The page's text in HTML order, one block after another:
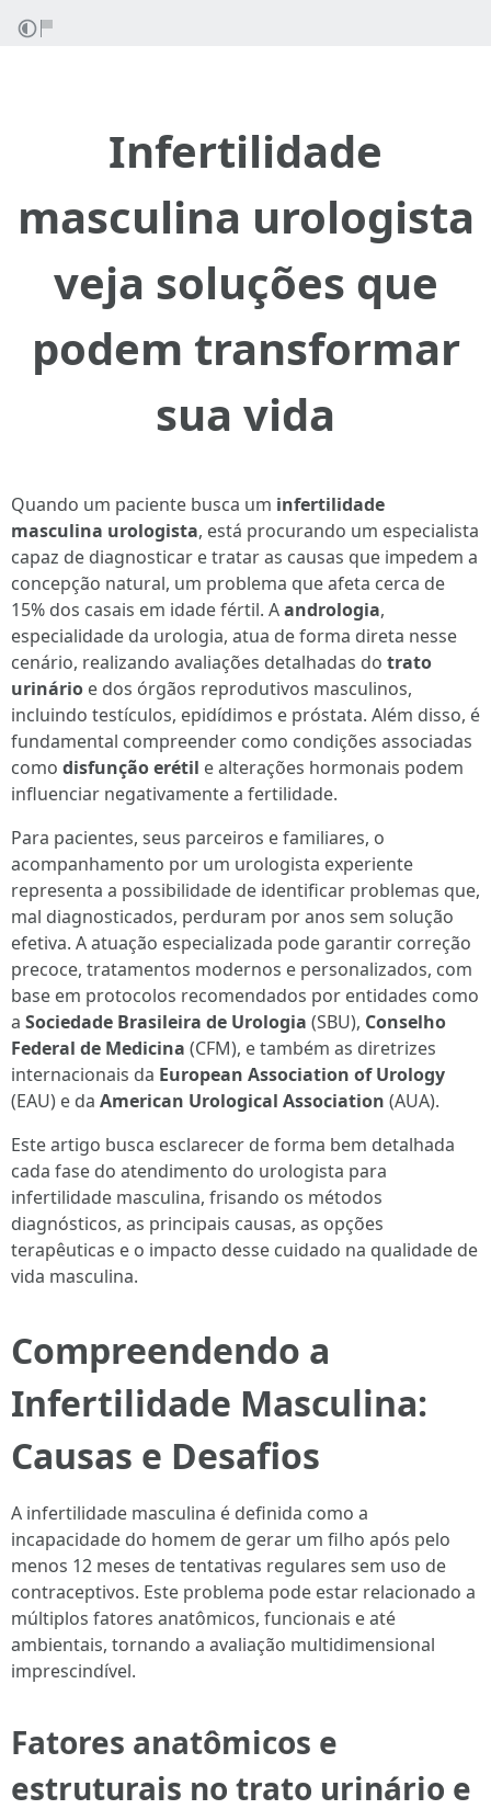
Infertilidade
masculina urologista
veja soluções que
podem transformar
sua vida
Quando um paciente busca um infertilidade
masculina urologista, está procurando um especialista
capaz de diagnosticar e tratar as causas que impedem a
concepção natural, um problema que afeta cerca de
15% dos casais em idade fértil. Aandrologia,
especialidade da urologia, atua de forma direta nesse
cenário, realizando avaliações detalhadas do trato
urinário e dos órgãos reprodutivos masculinos,
incluindo testículos, epidídimos e próstata. Além disso, é
fundamental compreender como condições associadas
como disfunção erétil e alterações hormonais podem
influenciar negativamente a fertilidade.
Para pacientes, seus parceiros e familiares, o
acompanhamento por um urologista experiente
representa a possibilidade de identificar problemas que,
mal diagnosticados, perduram por anos sem solução
efetiva. A atuação especializada pode garantir correção
precoce, tratamentos modernos e personalizados, com
base em protocolos recomendados por entidades como
a Sociedade Brasileira de Urologia (SBU), Conselho
Federal de Medicina (CFM), e também as diretrizes
internacionais da European Association of Urology
(EAU) e da American Urological Association (AUA).
Este artigo busca esclarecer de forma bem detalhada
cada fase do atendimento do urologista para
infertilidade masculina, frisando os métodos
diagnósticos, as principais causas, as opções
terapêuticas e o impacto desse cuidado na qualidade de
vida masculina.
Compreendendo a
Infertilidade Masculina:
Causas e Desafios
A infertilidade masculina é definida como a
incapacidade do homem de gerar um filho após pelo
menos 12 meses de tentativas regulares sem uso de
contraceptivos. Este problema pode estar relacionado a
múltiplos fatores anatômicos, funcionais e até
ambientais, tornando a avaliação multidimensional
imprescindível.
Fatores anatômicos e
estruturais no trato urinário e